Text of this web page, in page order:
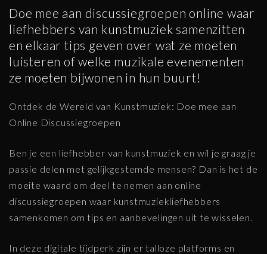
Doe mee aan discussiegroepen online waar
liefhebbers van kunstmuziek samenzitten
en elkaar tips geven over wat ze moeten
luisteren of welke muzikale evenementen
ze moeten bijwonen in hun buurt!
Ontdek de Wereld van Kunstmuziek: Doe mee aan
Online Discussiegroepen
Ben je een liefhebber van kunstmuziek en wil je graag je
passie delen met gelijkgestemde mensen? Dan is het de
moeite waard om deel te nemen aan online
discussiegroepen waar kunstmuziekliefhebbers
samenkomen om tips en aanbevelingen uit te wisselen.
In deze digitale tijdperk zijn er talloze platforms en